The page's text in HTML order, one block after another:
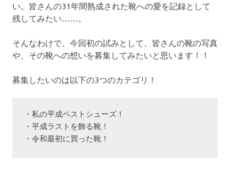
い。皆さんの31年間熟成された靴への愛を記録として
残してみたい……。
そんなわけで、今回初の試みとして、皆さんの靴の写真
や、その靴への想いを募集してみたいと思います！！
募集したいのは以下の3つのカテゴリ！
・私の平成ベストシューズ！
・平成ラストを飾る靴！
・令和最初に買った靴！